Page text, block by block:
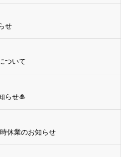
せ
ついて
らせ🎍
休業のお知らせ